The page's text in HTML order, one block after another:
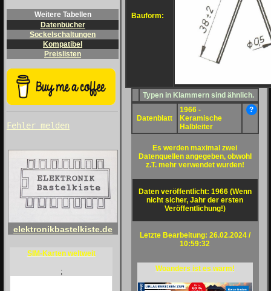
Weitere Tabellen
Datenbücher
Sockelschaltungen
Kompatibel
Preislisten
Fehler melden
elektronikbastelkiste.de
SIM-Karten weltweit
;
Bauform:
Typen in Klammern sind ähnlich.
Datenblatt
1966 -
Keramische
Halbleiter
?
Es werden maximal zwei
Datenquellen angegeben, obwohl
z.T. mehr verwendet wurden!
Daten veröffentlicht: 1966 (Wenn
nicht sicher, Jahr der ersten
Veröffentlichung!)
Letzte Bearbeitung: 26.02.2024 /
10:59:32
Woanders ist es warm!